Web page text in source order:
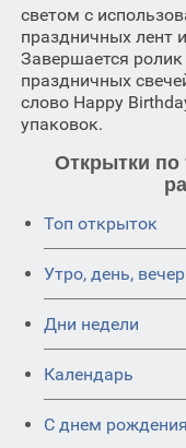
светом с
праздничных лент
Завершается
праздничных
слово Happy
упаковок.
Открытки
Топ открыток
Утро, день, вечер
Дни недели
Календарь
C днем рождения